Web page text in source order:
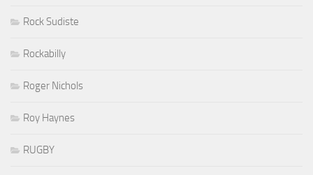
Rock Sudiste
Rockabilly
Roger Nichols
Roy Haynes
RUGBY